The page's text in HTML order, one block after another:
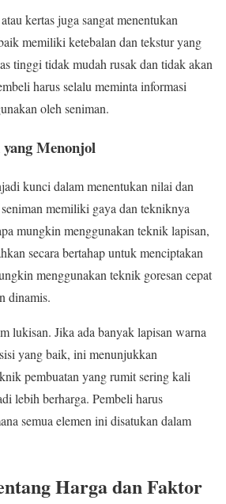
kertas juga sangat menentukan
memiliki ketebalan dan tekstur yang
tinggi tidak mudah rusak dan tidak akan
harus selalu meminta informasi
oleh seniman.
Menonjol
kunci dalam menentukan nilai dan
memiliki gaya dan tekniknya
mungkin menggunakan teknik lapisan,
secara bertahap untuk menciptakan
menggunakan teknik goresan cepat
dinamis.
lukisan. Jika ada banyak lapisan warna
yang baik, ini menunjukkan
pembuatan yang rumit sering kali
lebih berharga. Pembeli harus
semua elemen ini disatukan dalam
Harga dan Faktor